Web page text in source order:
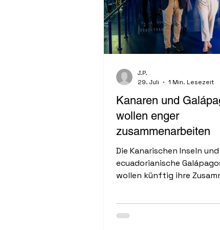
Kanaren und
wollen enger
zusammenarbeiten
Die Kanarischen Inseln
ecuadorianische
wollen künftig ihre
Partner-schaft gelegt
J.P.
29. Juli
1 Min. Lesezeit